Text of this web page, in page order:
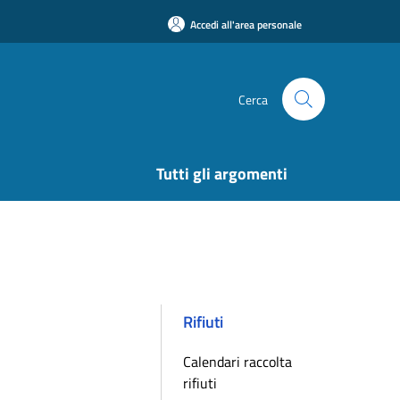
Accedi all'area personale
Cerca
Tutti gli argomenti
Rifiuti
Calendari raccolta
rifiuti